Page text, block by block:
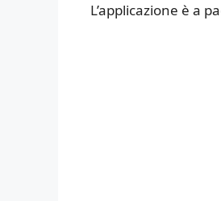
L’applicazione è a